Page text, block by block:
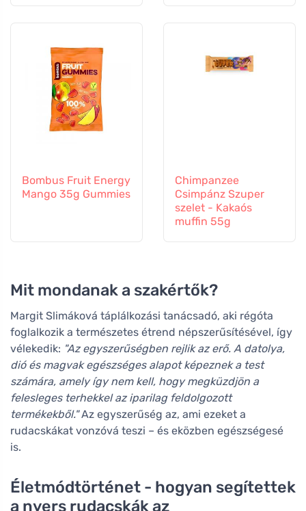
Bombus Fruit Energy
Mango 35g Gummies
Chimpanzee
Csimpánz Szuper
szelet - Kakaós
muffin 55g
Mit mondanak a szakértők?
Margit Slimáková táplálkozási tanácsadó, aki régóta
foglalkozik a természetes étrend népszerűsítésével, így
vélekedik: "Az egyszerűségben rejlik az erő. A datolya,
dió és magvak egészséges alapot képeznek a test
számára, amely így nem kell, hogy megküzdjön a
felesleges terhekkel az iparilag feldolgozott
termékekből."Az egyszerűség az, ami ezeket a
rudacskákat vonzóvá teszi – és eközben egészségesé
is.
Életmódtörténet - hogyan segítettek
a nyers rudacskák az